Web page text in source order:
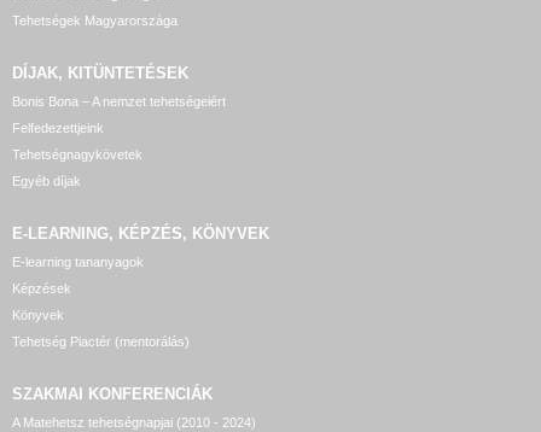
Tehetségek Magyarországa
DÍJAK, KITÜNTETÉSEK
Bonis Bona – A nemzet tehetségeiért
Felfedezettjeink
Tehetségnagykövetek
Egyéb díjak
E-LEARNING, KÉPZÉS, KÖNYVEK
E-learning tananyagok
Képzések
Könyvek
Tehetség Piactér (mentorálás)
SZAKMAI KONFERENCIÁK
A Matehetsz tehetségnapjai (2010 - 2024)